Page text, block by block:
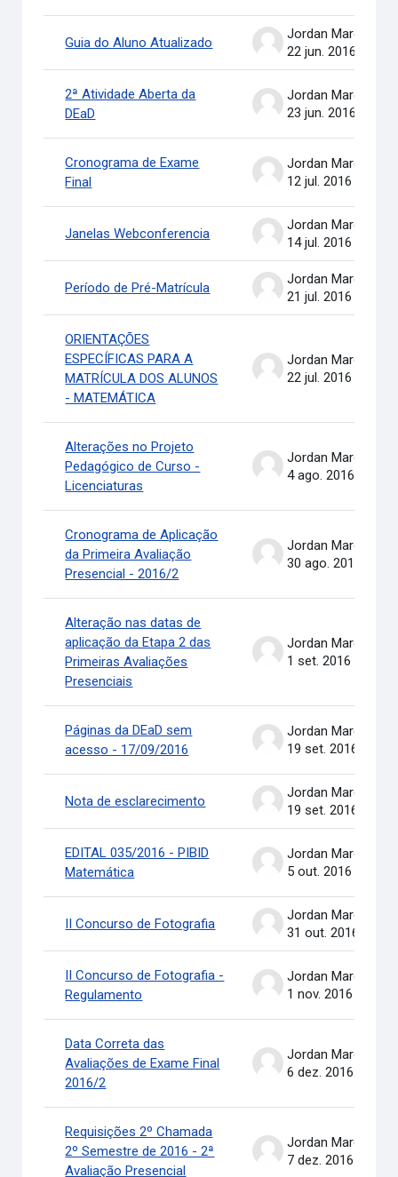
Guia do Aluno Atualizado
22 jun. 2016
2ª Atividade Aberta da
DEaD
23 jun. 2016
Cronograma de Exame
Final
12 jul. 2016
Janelas Webconferencia
14 jul. 2016
Período de Pré-Matrícula
21 jul. 2016
ORIENTAÇÕES
ESPECÍFICAS PARA A
MATRÍCULA DOS ALUNOS
- MATEMÁTICA
22 jul. 2016
Alterações no Projeto
Pedagógico de Curso -
Licenciaturas
4 ago. 2016
Cronograma de Aplicação
da Primeira Avaliação
Presencial - 2016/2
30 ago. 2016
Alteração nas datas de
aplicação da Etapa 2 das
Primeiras Avaliações
Presenciais
1 set. 2016
Páginas da DEaD sem
acesso - 17/09/2016
19 set. 2016
Nota de esclarecimento
19 set. 2016
EDITAL 035/2016 - PIBID
Matemática
5 out. 2016
II Concurso de Fotografia
31 out. 2016
II Concurso de Fotografia -
Regulamento
1 nov. 2016
Data Correta das
Avaliações de Exame Final
2016/2
6 dez. 2016
Requisições 2º Chamada
2º Semestre de 2016 - 2ª
Avaliação Presencial
7 dez. 2016